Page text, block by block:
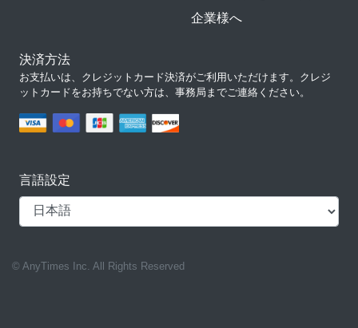
企業様へ
決済方法
お支払いは、クレジットカード決済がご利用いただけます。クレジ
ットカードをお持ちでない方は、事務局までご連絡ください。
言語設定
© AnyTimes Inc. All Rights Reserved